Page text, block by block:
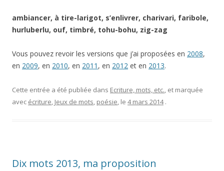
ambiancer, à tire-larigot, s’enlivrer, charivari, faribole,
hurluberlu, ouf, timbré, tohu-bohu, zig-zag
Vous pouvez revoir les versions que j’ai proposées en 2008,
en 2009, en 2010, en 2011 , en 2012 et en 2013.
Cette entrée a été publiée dans Ecriture, mots, etc., et marquée
avec écriture, Jeux de mots, poésie, le 4 mars 2014 .
Dix mots 2013, ma proposition